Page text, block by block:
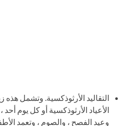
التقاليد الأرثوذكسية. وتشمل
الأعياد الأرثوذكسية أو كل يوم أحد ،
وعيد الفصح ، والصوم ، وتعمد